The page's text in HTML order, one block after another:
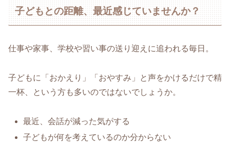
子どもとの距離、最近感じていませんか？
仕事や家事、学校や習い事の送り迎えに追われる毎日。
子どもに「おかえり」「おやすみ」と声をかけるだけで精
一杯、という方も多いのではないでしょうか。
最近、会話が減った気がする
子どもが何を考えているのか分からない